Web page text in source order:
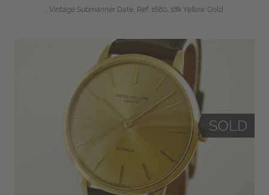
, Vintage Submariner Date, Ref. 1680, 18k Yellow Gold